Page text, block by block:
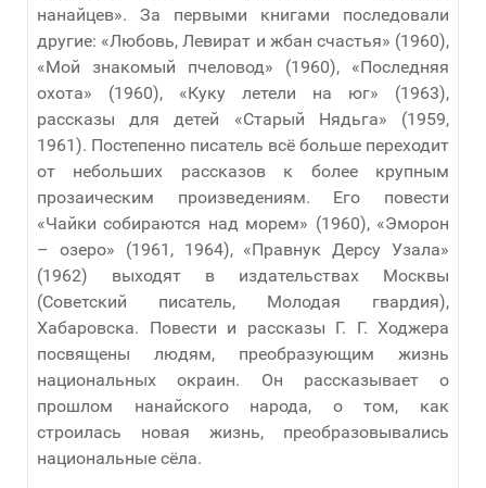
нанайцев». За первыми книгами последовали
другие: «Любовь, Левират и жбан счастья» (1960),
«Мой знакомый пчеловод» (1960), «Последняя
охота» (1960), «Куку летели на юг» (1963),
рассказы для детей «Старый Нядьга» (1959,
1961). Постепенно писатель всё больше переходит
от небольших рассказов к более крупным
прозаическим произведениям. Его повести
«Чайки собираются над морем» (1960), «Эморон
– озеро» (1961, 1964), «Правнук Дерсу Узала»
(1962) выходят в издательствах Москвы
(Советский писатель, Молодая гвардия),
Хабаровска. Повести и рассказы Г. Г. Ходжера
посвящены людям, преобразующим жизнь
национальных окраин. Он рассказывает о
прошлом нанайского народа, о том, как
строилась новая жизнь, преобразовывались
национальные сёла.